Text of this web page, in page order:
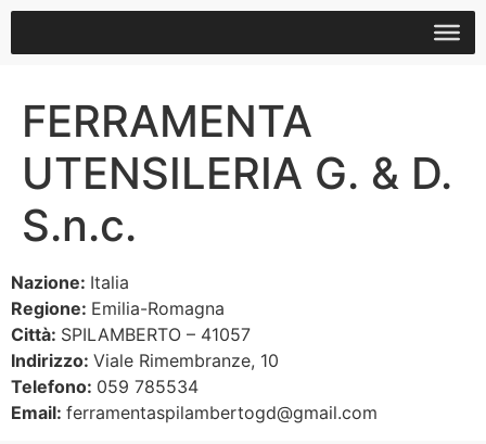
FERRAMENTA
UTENSILERIA G. & D.
S.n.c.
Nazione: Italia
Regione: Emilia-Romagna
Città: SPILAMBERTO – 41057
Indirizzo: Viale Rimembranze, 10
Telefono: 059 785534
Email: ferramentaspilambertogd@gmail.com